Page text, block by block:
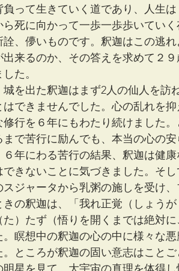
負って生きていく道であり、人生
ら死に向かって一歩一歩歩いてい
詮、儚いものです。釈迦はこの逃
出来るのか、その答えを求めて２
した。
城を出た釈迦はまず2人の仙人を訪
はできませんでした。心の乱れを
修行を６年にもわたり続けました
まで苦行に励んでも、本当の心の
６年にわる苦行の結果、釈迦は健
できないことに気づきました。そ
スジャータから乳粥の施しを受け
きの釈迦は、「我れ正覚（しょう
（た）たず（悟りを開くまでは絶対
。瞑想中の釈迦の心の中に様々な
。ところが釈迦の固い意志はこと